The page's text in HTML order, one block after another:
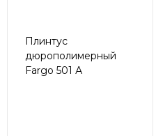
Плинтус
дюрополимерный
Fargo 501 А